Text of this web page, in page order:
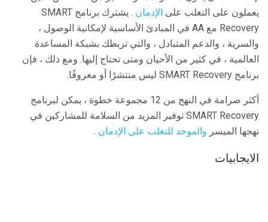
يعملون على التغلب على الإدمان
. يشترك برنامج SMART
Recovery مع AA في المبادئ الأساسية لإمكانية الوصول ،
والسرية ، والدعم المتبادل ، والتي تربطك بشبكة المساعدة
العالمية ، في كثير من الأحيان ومتى تحتاج إليها. ومع ذلك ، فإن
برنامج SMART Recovery ليس منتشرًا أو معروفًا.
أكثر صرامة في النهج من 12 مجموعة خطوة ، يمكن لبرنامج
SMART Recovery توفير المزيد من السلامة للمشاركين في
نهجها الميسر والموحد للتغلب على الإدمان .
الايجابيات